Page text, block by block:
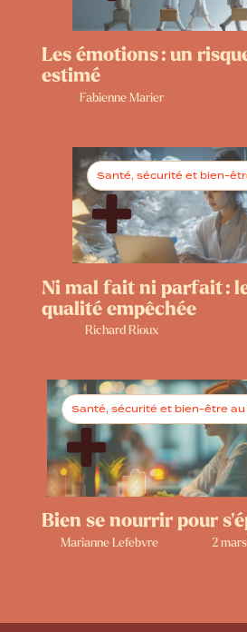
Les émotions : un
estimé
Fabienne Marier
Santé, sécurité et bien-
Ni mal fait ni parfait :
qualité empêchée
Richard Rioux
Santé, sécurité et bien-être au
Bien se nourrir pour
Marianne Lefebvre 2